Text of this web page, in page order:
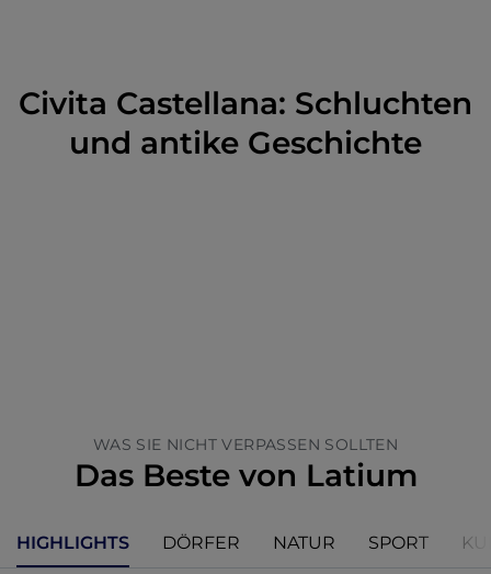
Civita Castellana: Schluchten
und antike Geschichte
WAS SIE NICHT VERPASSEN SOLLTEN
Das Beste von Latium
HIGHLIGHTS DÖRFER NATUR SPORT